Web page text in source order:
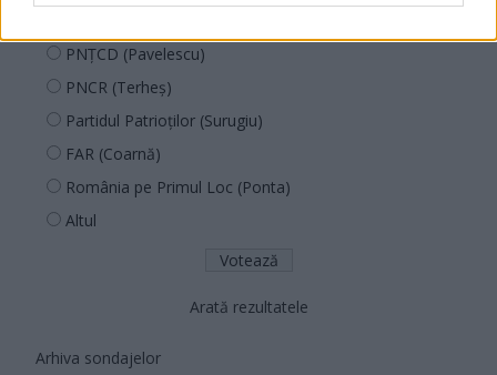
PNȚCD (Pavelescu)
PNCR (Terheș)
Partidul Patrioților (Surugiu)
FAR (Coarnă)
România pe Primul Loc (Ponta)
Altul
Arată rezultatele
Arhiva sondajelor